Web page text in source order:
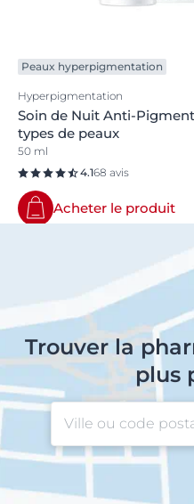
Peaux hyperpigmentation
Hyperpigmentation
Soin de Nuit Anti-
types de peaux
50 ml
4.168 avis
Acheter le produit
Trouver la
plus